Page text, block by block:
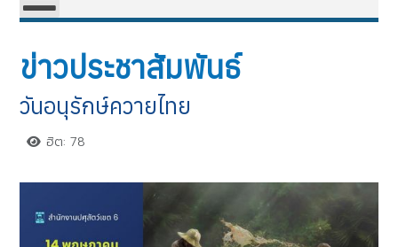
ข่าวประชาสัมพันธ์
วันอนุรักษ์ควายไทย
ฮิต: 78